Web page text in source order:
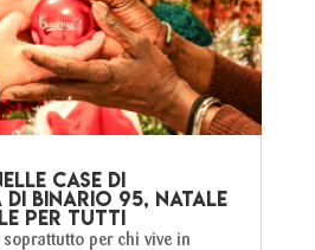
case di
Binario 95, Natale
per tutti
soprattutto per chi vive in